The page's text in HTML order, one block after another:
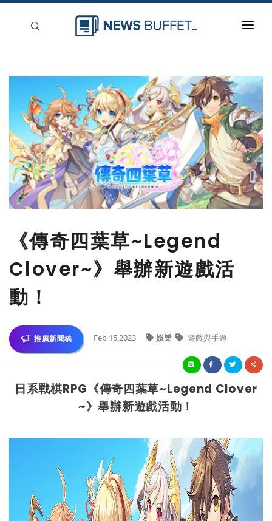
登入
刊登
《傳奇四葉草~Legend
Clover~》舉辦新遊戲活
動！
推廣新聞稿 Feb 15,2023 娛樂 遊戲與手遊
日系戰棋RPG《傳奇四葉草~Legend Clover
~》舉辦新遊戲活動！